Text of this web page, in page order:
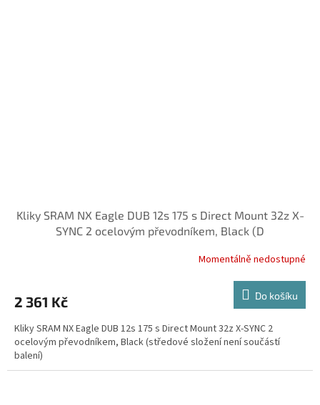
Kliky SRAM NX Eagle DUB 12s 175 s Direct Mount 32z X-
SYNC 2 ocelovým převodníkem, Black (D
Momentálně nedostupné
2 361 Kč Do košíku
Kliky SRAM NX Eagle DUB 12s 175 s Direct Mount 32z X-SYNC 2
ocelovým převodníkem, Black (středové složení není součástí
balení)